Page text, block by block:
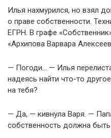
Илья нахмурился, но взял
о праве собственности.
ЕГРН. В графе
«Архипова Варвара
— Погоди… — Илья
надеясь найти что-то
на тебя?
— Да, — кивнула Варя. —
собственность должна